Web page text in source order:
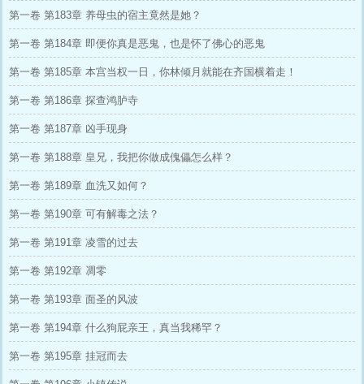
第一卷 第183章 养母虫的宿主竟然是她？
第一卷 第184章 即便你真是恶鬼，也是怀了佛心的恶鬼
第一卷 第185章 本宫当权一日，你林倾月就能在齐国横着走！
第一卷 第186章 探查鸿胪寺
第一卷 第187章 凶手现身
第一卷 第188章 皇兄，我把你做成傀儡怎么样？
第一卷 第189章 血洗又如何？
第一卷 第190章 可有解毒之法？
第一卷 第191章 凌雪的过去
第一卷 第192章 凋零
第一卷 第193章 面圣的风波
第一卷 第194章 什么狗屁亲王，真当我稀罕？
第一卷 第195章 挂冠而去